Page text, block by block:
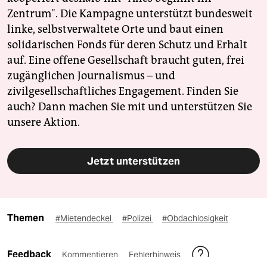
Zentrum". Die Kampagne unterstützt bundesweit
linke, selbstverwaltete Orte und baut einen
solidarischen Fonds für deren Schutz und Erhalt
auf. Eine offene Gesellschaft braucht guten, frei
zugänglichen Journalismus – und
zivilgesellschaftliches Engagement. Finden Sie
auch? Dann machen Sie mit und unterstützen Sie
unsere Aktion.
Jetzt unterstützen
Themen #Mietendeckel #Polizei #Obdachlosigkeit
Feedback Kommentieren Fehlerhinweis